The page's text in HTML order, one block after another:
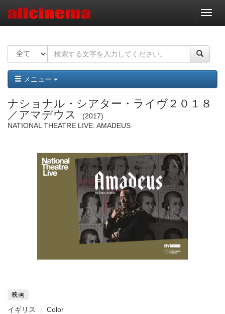
ナ
ビ
ー
ョ
ン
メニュー
ナショナル・シアター・ライヴ２０１８
／アマデウス
2017
NATIONAL THEATRE LIVE: AMADEUS
映画
イギリス
Color